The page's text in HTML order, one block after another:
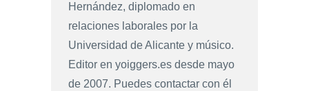
Hernández, diplomado en
relaciones laborales por la
Universidad de Alicante y músico.
Editor en yoiggers.es desde mayo
de 2007. Puedes contactar con él